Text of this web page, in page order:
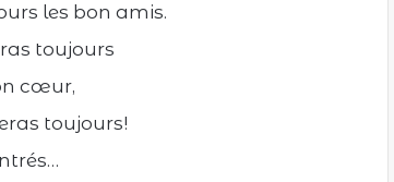
les bon amis.
toujours
cœur,
toujours!